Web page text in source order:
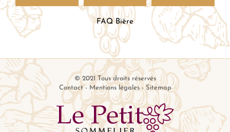
FAQ Bière
© 2021 Tous droits réservés
Contact- Mentions légales-Sitemap